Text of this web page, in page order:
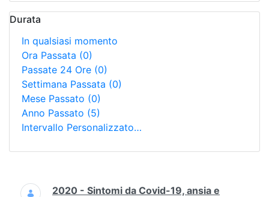
Durata
In qualsiasi momento
Ora Passata (0)
Passate 24 Ore (0)
Settimana Passata (0)
Mese Passato (0)
Anno Passato (5)
Intervallo Personalizzato…
Ricerca
2020 - Sintomi da Covid-19, ansia e